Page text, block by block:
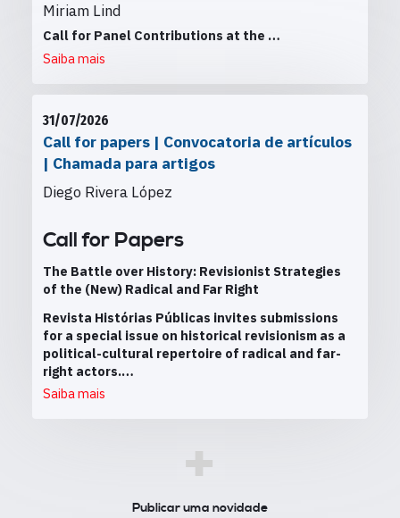
Miriam Lind
Call for Panel Contributions at the …
Saiba mais
31/07/2026
Call for papers | Convocatoria de artículos
| Chamada para artigos
Diego Rivera López
Call for Papers
The Battle over History: Revisionist Strategies
of the (New) Radical and Far Right
Revista Histórias Públicas invites submissions
for a special issue on historical revisionism as a
political-cultural repertoire of radical and far-
right actors.…
Saiba mais
+
Publicar uma novidade